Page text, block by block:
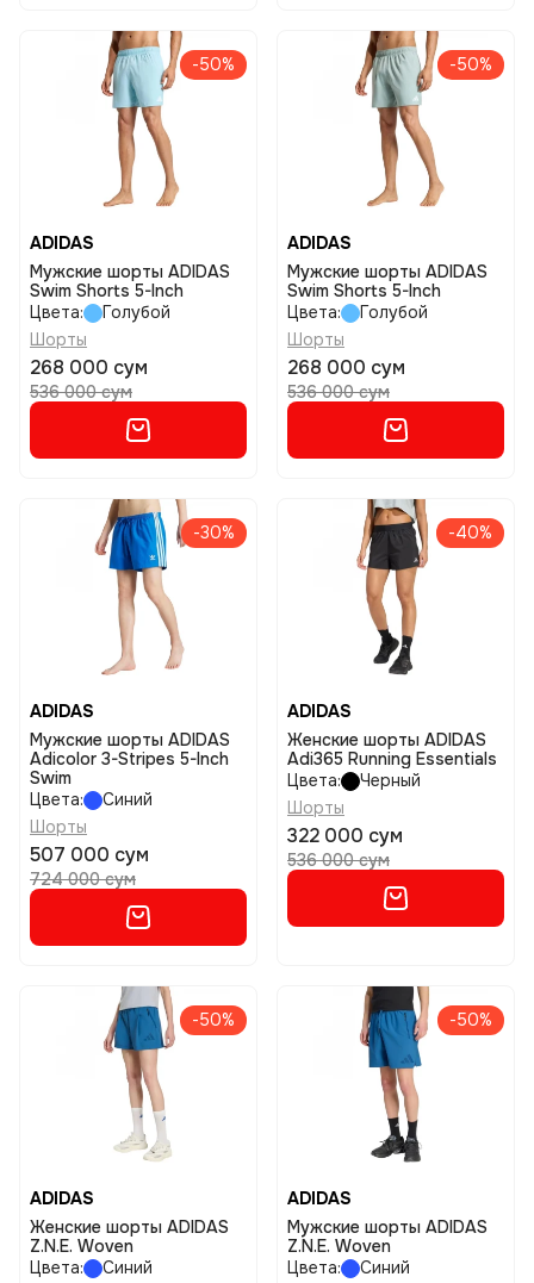
-50%
ADIDAS
Мужские шорты ADIDAS
Swim Shorts 5-Inch
Цвета:
Голубой
Шорты
268 000 сум
536 000 сум
-50%
ADIDAS
Мужские шорты ADIDAS
Swim Shorts 5-Inch
Цвета:
Голубой
Шорты
268 000 сум
536 000 сум
-30%
ADIDAS
Мужские шорты ADIDAS
Adicolor 3-Stripes 5-Inch
Swim
Цвета:
Синий
Шорты
507 000 сум
724 000 сум
-40%
ADIDAS
Женские шорты ADIDAS
Adi365 Running Essentials
Цвета:
Черный
Шорты
322 000 сум
536 000 сум
-50%
ADIDAS
Женские шорты ADIDAS
Z.N.E. Woven
Цвета:
Синий
-50%
ADIDAS
Мужские шорты ADIDAS
Z.N.E. Woven
Цвета:
Синий